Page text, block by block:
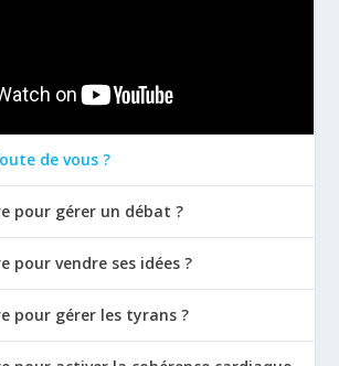
de vous ?
pour gérer un débat ?
pour vendre ses idées ?
pour gérer les tyrans ?